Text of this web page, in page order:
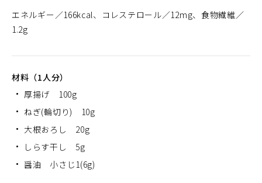
エネルギー 166kcal コレステロール 12mg
食物繊維
1.2g
材料（1人分）
厚揚げ 100g
ねぎ(輪切り) 10g
大根おろし 20g
しらす干し 5g
醤油 小さじ1(6g)